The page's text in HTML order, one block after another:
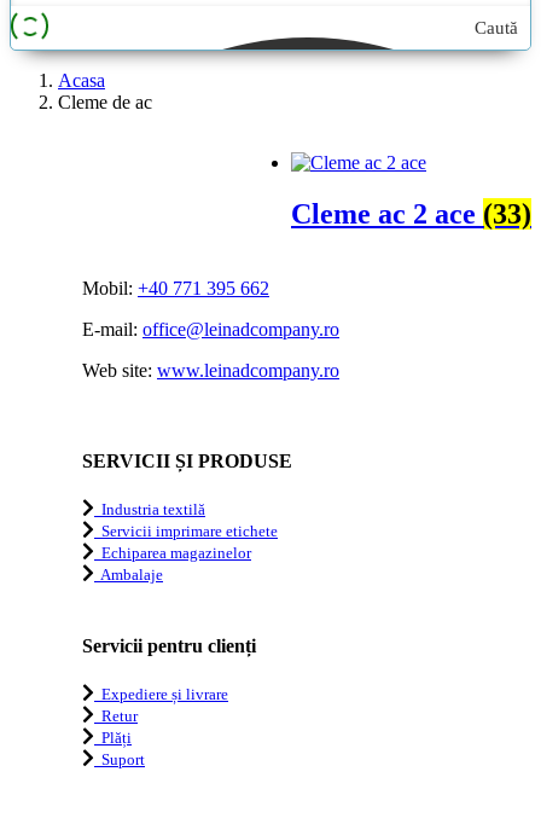
Caută
Acasa
Cleme de ac
Cleme ac 2 ace (33)
Mobil: +40 771 395 662
E-mail: office@leinadcompany.ro
Web site: www.leinadcompany.ro
SERVICII ȘI PRODUSE
Industria textilă
Servicii imprimare etichete
Echiparea magazinelor
Ambalaje
Servicii pentru clienți
Expediere și livrare
Retur
Plăți
Suport